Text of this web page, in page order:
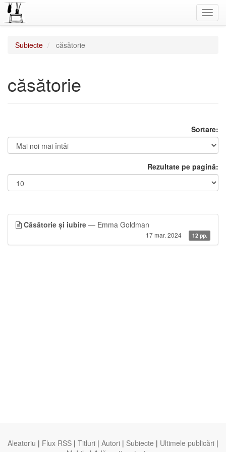
Subiecte căsătorie
căsătorie
Sortare:
Rezultate pe pagină:
Căsătorie și iubire — Emma Goldman
17 mar. 2024 12 pp.
Aleatoriu | Flux RSS | Titluri | Autori | Subiecte | Ultimele publicări |